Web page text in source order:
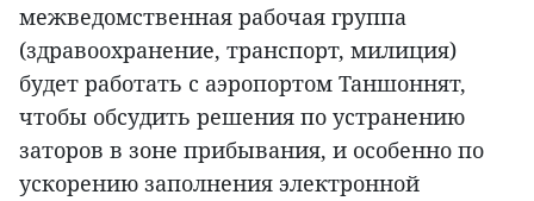
межведомственная рабочая группа
(здравоохранение, транспорт, милиция)
будет работать с аэропортом Таншоннят,
чтобы обсудить решения по устранению
заторов в зоне прибывания, и особенно по
ускорению заполнения электронной